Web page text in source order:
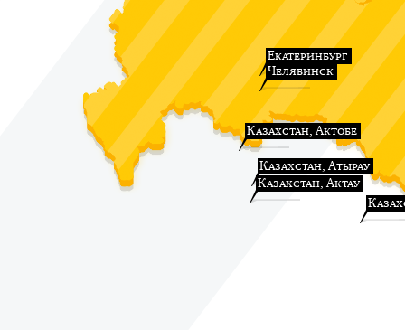
Екатеринбург
Челябинск
Казахстан, Актау
Казахстан, Актобе
Казахстан, Атырау